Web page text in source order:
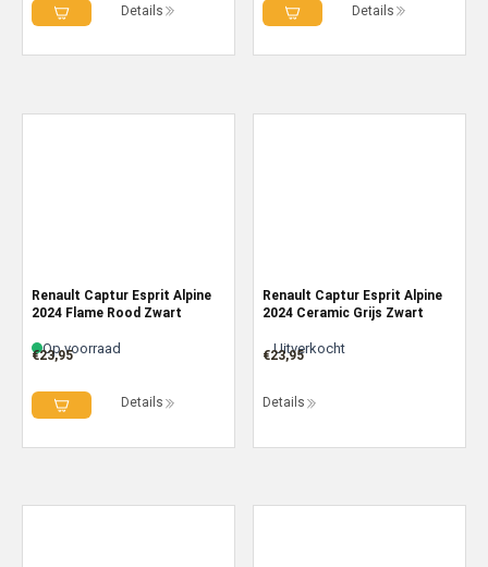
Details Details
Renault Captur Esprit Alpine
2024 Flame Rood Zwart
Op voorraad
€23,95
Details
Renault Captur Esprit Alpine
2024 Ceramic Grijs Zwart
Uitverkocht
€23,95
Details